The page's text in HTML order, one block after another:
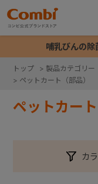
哺乳びんの
トップ > 製品カテゴリー
> ペットカート（部品）
ペットカート
カ